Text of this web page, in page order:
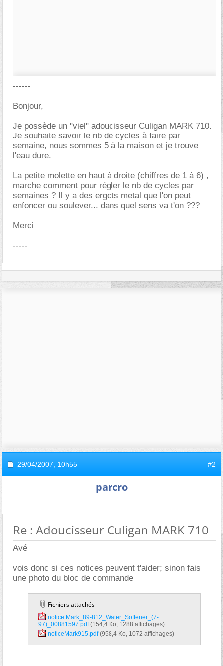
------
Bonjour,
Je possède un "viel" adoucisseur Culigan MARK 710.
Je souhaite savoir le nb de cycles à faire par
semaine, nous sommes 5 à la maison et je trouve
l'eau dure.
La petite molette en haut à droite (chiffres de 1 à 6) ,
marche comment pour régler le nb de cycles par
semaines ? Il y a des ergots metal que l'on peut
enfoncer ou soulever... dans quel sens va t'on ???
Merci
-----
29/04/2007, 10h55 #2
parcro
Re : Adoucisseur Culigan MARK 710
Avé
vois donc si ces notices peuvent t'aider; sinon fais
une photo du bloc de commande
Fichiers attachés
notice Mark_89-812_Water_Softener_(7-
97)_00881597.pdf‎ (154,4 Ko, 1288 affichages)
noticeMark915.pdf‎ (958,4 Ko, 1072 affichages)